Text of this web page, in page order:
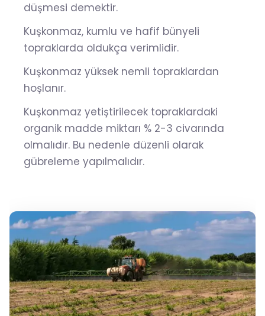
düşmesi demektir.
Kuşkonmaz, kumlu ve hafif bünyeli
topraklarda oldukça verimlidir.
Kuşkonmaz yüksek nemli topraklardan
hoşlanır.
Kuşkonmaz yetiştirilecek topraklardaki
organik madde miktarı % 2-3 civarında
olmalıdır. Bu nedenle düzenli olarak
gübreleme yapılmalıdır.